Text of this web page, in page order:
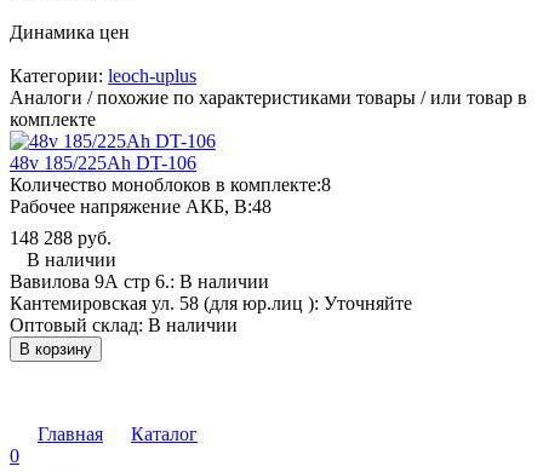
Динамика цен
Категории: leoch-uplus
Аналоги / похожие по характеристиками товары / или товар в
комплекте
48v 185/225Ah DT-106
Количество моноблоков в комплекте:8
Рабочее напряжение АКБ, B:48
148 288 руб.
В наличии
Вавилова 9А стр 6.: В наличии
Кантемировская ул. 58 (для юр.лиц ): Уточняйте
Оптовый склад: В наличии
В корзину
Главная
Каталог
0